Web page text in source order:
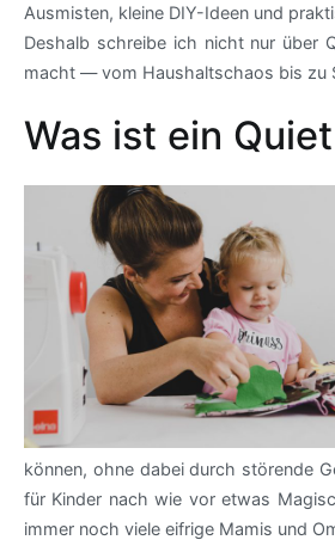
Ausmisten, kleine DIY-Ideen und
Deshalb schreibe ich nicht nur über
macht — vom Haushaltschaos bis zu
Was ist ein
können, ohne dabei durch störende
für Kinder nach wie vor etwas
immer noch viele eifrige Mamis und